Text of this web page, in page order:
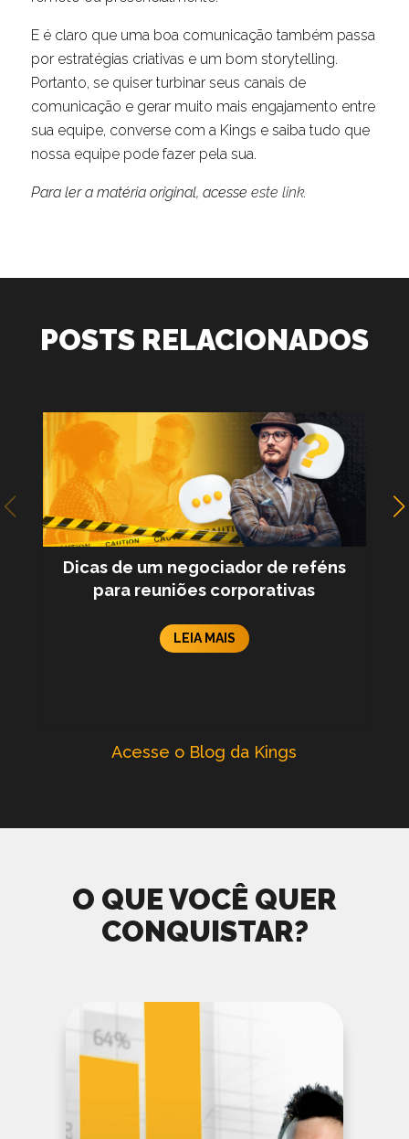
E é claro que uma boa comunicação também passa
por estratégias criativas e um bom storytelling.
Portanto, se quiser turbinar seus canais de
comunicação e gerar muito mais engajamento entre
sua equipe, converse com a Kings e saiba tudo que
nossa equipe pode fazer pela sua.
Para ler a matéria original, acesse este link.
POSTS RELACIONADOS
Dicas de um negociador de reféns
para reuniões corporativas
LEIA MAIS
Acesse o Blog da Kings
O QUE VOCÊ QUER
CONQUISTAR?